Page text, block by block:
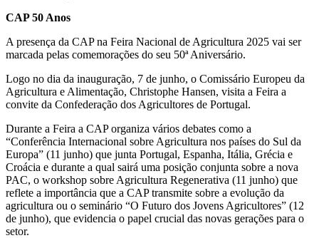
CAP 50 Anos
A presença da CAP na Feira Nacional de Agricultura 2025 vai ser
marcada pelas comemorações do seu 50ª Aniversário.
Logo no dia da inauguração, 7 de junho, o Comissário Europeu da
Agricultura e Alimentação, Christophe Hansen, visita a Feira a
convite da Confederação dos Agricultores de Portugal.
Durante a Feira a CAP organiza vários debates como a
“Conferência Internacional sobre Agricultura nos países do Sul da
Europa” (11 junho) que junta Portugal, Espanha, Itália, Grécia e
Croácia e durante a qual sairá uma posição conjunta sobre a nova
PAC, o workshop sobre Agricultura Regenerativa (11 junho) que
reflete a importância que a CAP transmite sobre a evolução da
agricultura ou o seminário “O Futuro dos Jovens Agricultores” (12
de junho), que evidencia o papel crucial das novas gerações para o
setor.